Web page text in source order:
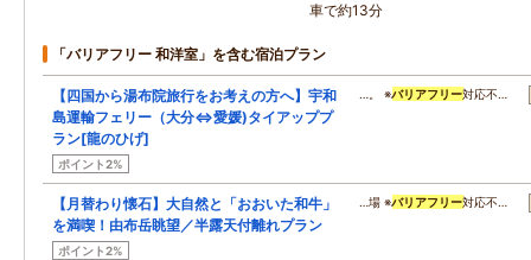
車で約13分
「バリアフリー 和洋室」を含む宿泊プラン
【四国から湯布院旅行をお考えの方へ】宇和
島運輸フェリー（大分⇔愛媛)タイアッププ
ラン[龍のひげ]
ポイント2%
…。 ※バリアフリー対応不…
【月替わり懐石】大自然と「おおいた和牛」
を満喫！由布岳眺望／半露天付離れプラン
ポイント2%
…場 ※バリアフリー対応不…